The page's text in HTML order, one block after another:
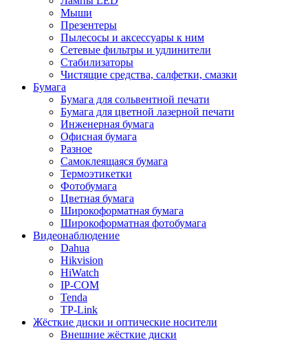
Мыши
Презентеры
Пылесосы и аксессуары к ним
Сетевые фильтры и удлинители
Стабилизаторы
Чистящие средства, салфетки, смазки
Бумага
Бумага для сольвентной печати
Бумага для цветной лазерной печати
Инженерная бумага
Офисная бумага
Разное
Самоклеящаяся бумага
Термоэтикетки
Фотобумага
Цветная бумага
Широкоформатная бумага
Широкоформатная фотобумага
Видеонаблюдение
Dahua
Hikvision
HiWatch
IP-COM
Tenda
TP-Link
Жёсткие диски и оптические носители
Внешние жёсткие диски